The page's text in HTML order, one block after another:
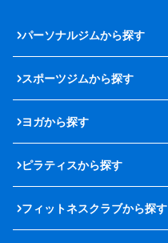
パーソナルジムから探す
スポーツジムから探す
ヨガから探す
ピラティスから探す
フィットネスクラブから探す